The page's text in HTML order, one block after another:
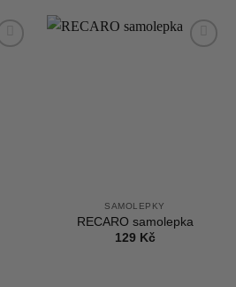
299 Kč.
SAMOLEPKY
RECARO samolepka
129 Kč